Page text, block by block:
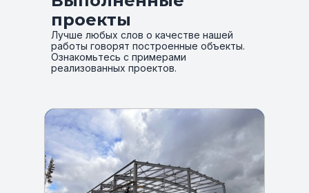
проекты
Лучше любых слов о качестве нашей
работы говорят построенные объекты.
Ознакомьтесь с примерами
реализованных проектов.